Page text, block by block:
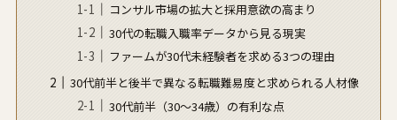
コンサル市場の拡大と採用意欲の高まり
30代の転職入職率データから見る現実
ファームが30代未経験者を求める3つの理由
30代前半と後半で異なる転職難易度と求められる人材像
30代前半（30〜34歳）の有利な点